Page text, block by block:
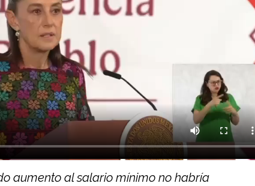
aumento al salario mínimo no habría